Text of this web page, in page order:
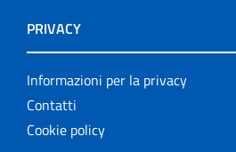
PRIVACY
Informazioni per la privacy
Contatti
Cookie policy